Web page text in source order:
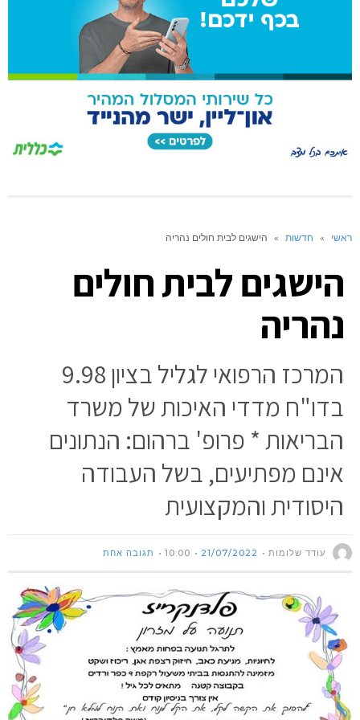
ראשי » חדשות » הישגים לבית חולים נהריה
הישגים לבית חולים
נהריה
המרכז הרפואי לגליל בציון 9.98
בדו"ח מדדי האיכות של משרד
הבריאות * פרופ' ברהום: הנתונים
אינם מפתיעים, בשל העבודה
היסודית והמקצועית
עודד שלומות 21/07/2022
10:00 תגובה אחת